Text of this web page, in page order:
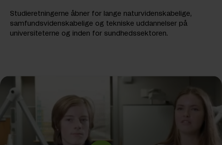
Studieretningerne åbner for lange naturvidenskabelige,
samfundsvidenskabelige og tekniske uddannelser på
universiteterne og inden for sundhedssektoren.